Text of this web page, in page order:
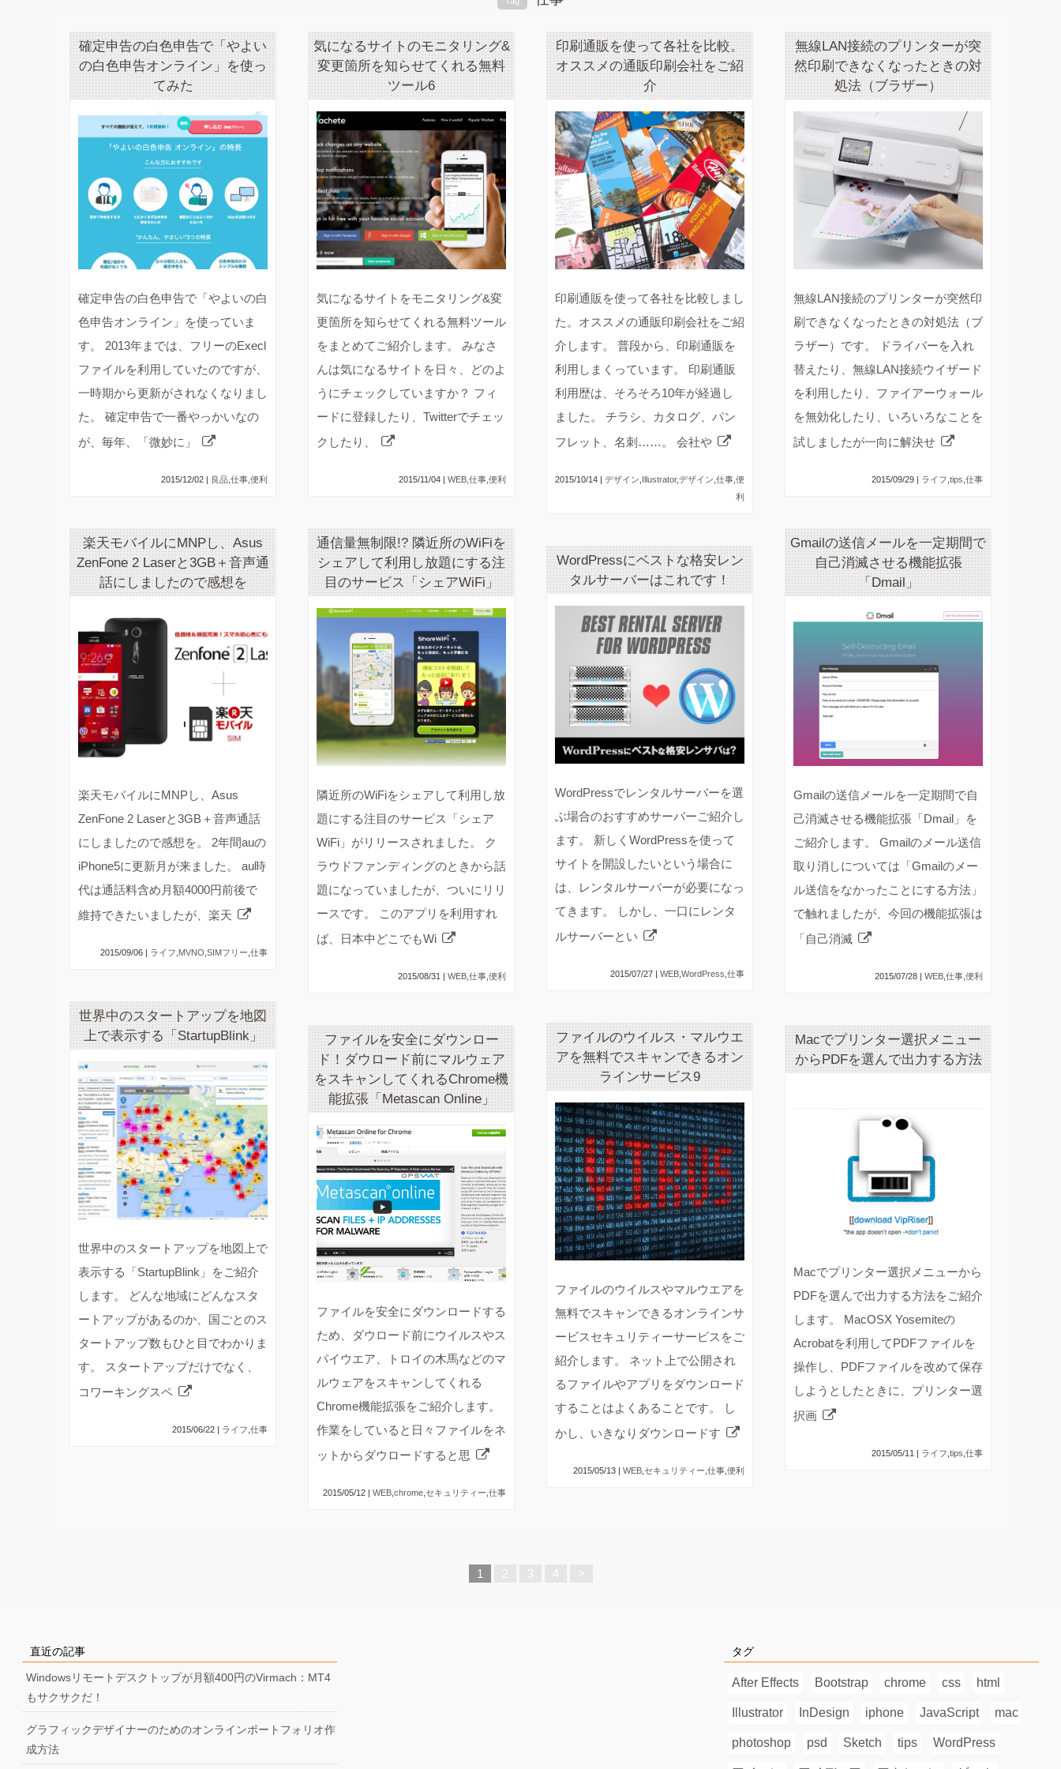
確定申告の白色申告で「やよい
の白色申告オンライン」を使っ
てみた
確定申告の白色申告で「やよいの白
色申告オンライン」を使っていま
す。 2013年までは、フリーのExecl
ファイルを利用していたのですが、
一時期から更新がされなくなりまし
た。 確定申告で一番やっかいなの
が、毎年、「微妙に」
2015/12/02 | 良品 仕事 便利
気になるサイトのモニタリング&
変更箇所を知らせてくれる無料
ツール6
気になるサイトをモニタリング&変
更箇所を知らせてくれる無料ツール
をまとめてご紹介します。 みなさ
んは気になるサイトを日々、どのよ
うにチェックしていますか？ フィ
ードに登録したり、Twitterでチェッ
クしたり、
2015/11/04 | WEB 仕事 便利
印刷通販を使って各社を比較。
オススメの通販印刷会社をご紹
介
印刷通販を使って各社を比較しまし
た。オススメの通販印刷会社をご紹
介します。 普段から、印刷通販を
利用しまくっています。 印刷通販
利用歴は、そろそろ10年が経過し
ました。 チラシ、カタログ、パン
フレット、名刺……。 会社や
2015/10/14 | デザイン Illustrator,デザイン 仕事 便
利
無線LAN接続のプリンターが突
然印刷できなくなったときの対
処法（ブラザー）
無線LAN接続のプリンターが突然印
刷できなくなったときの対処法（ブ
ラザー）です。 ドライバーを入れ
替えたり、無線LAN接続ウイザード
を利用したり、ファイアーウォール
を無効化したり、いろいろなことを
試しましたが一向に解決せ
2015/09/29 | ライフ tips 仕事
楽天モバイルにMNPし、Asus
ZenFone 2 Laserと3GB＋音声通
話にしましたので感想を
楽天モバイルにMNPし、Asus
ZenFone 2 Laserと3GB＋音声通話
にしましたので感想を。 2年間auの
iPhone5に更新月が来ました。 au時
代は通話料含め月額4000円前後で
維持できたいましたが、楽天
2015/09/06 | ライフ MVNO SIMフリー 仕事
通信量無制限!? 隣近所のWiFiを
シェアして利用し放題にする注
目のサービス「シェアWiFi」
隣近所のWiFiをシェアして利用し放
題にする注目のサービス「シェア
WiFi」がリリースされました。 ク
ラウドファンディングのときから話
題になっていましたが、ついにリリ
ースです。 このアプリを利用すれ
ば、日本中どこでもWi
2015/08/31 | WEB 仕事 便利
Gmailの送信メールを一定期間で
自己消滅させる機能拡張
「Dmail」
Gmailの送信メールを一定期間で自
己消滅させる機能拡張「Dmail」を
ご紹介します。 Gmailのメール送信
取り消しについては「Gmailのメー
ル送信をなかったことにする方法」
で触れましたが、今回の機能拡張は
「自己消滅
2015/07/28 | WEB 仕事 便利
WordPressにベストな格安レン
タルサーバーはこれです！
WordPressでレンタルサーバーを選
ぶ場合のおすすめサーバーご紹介し
ます。 新しくWordPressを使って
サイトを開設したいという場合に
は、レンタルサーバーが必要になっ
てきます。 しかし、一口にレンタ
ルサーバーとい
2015/07/27 | WEB WordPress 仕事
世界中のスタートアップを地図
上で表示する「StartupBlink」
世界中のスタートアップを地図上で
表示する「StartupBlink」をご紹介
します。 どんな地域にどんなスタ
ートアップがあるのか、国ごとのス
タートアップ数もひと目でわかりま
す。 スタートアップだけでなく、
コワーキングスペ
2015/06/22 | ライフ 仕事
ファイルのウイルス・マルウエ
アを無料でスキャンできるオン
ラインサービス9
ファイルのウイルスやマルウエアを
無料でスキャンできるオンラインサ
ービスセキュリティーサービスをご
紹介します。 ネット上で公開され
るファイルやアプリをダウンロード
することはよくあることです。 し
かし、いきなりダウンロードす
2015/05/13 | WEB セキュリティー 仕事 便利
ファイルを安全にダウンロー
ド！ダウロード前にマルウェア
をスキャンしてくれるChrome機
能拡張「Metascan Online」
ファイルを安全にダウンロードする
ため、ダウロード前にウイルスやス
パイウエア、トロイの木馬などのマ
ルウェアをスキャンしてくれる
Chrome機能拡張をご紹介します。
作業をしていると日々ファイルをネ
ットからダウロードすると思
2015/05/12 | WEB chrome セキュリティー 仕事
Macでプリンター選択メニュー
からPDFを選んで出力する方法
Macでプリンター選択メニューから
PDFを選んで出力する方法をご紹介
します。 MacOSX Yosemiteの
Acrobatを利用してPDFファイルを
操作し、PDFファイルを改めて保存
しようとしたときに、プリンター選
択画
2015/05/11 | ライフ tips 仕事
1 2 3 4 >
直近の記事
Windowsリモートデスクトップが月額400円のVirmach：MT4
もサクサクだ！
グラフィックデザイナーのためのオンラインポートフォリオ作
成方法
タグ
After Effects Bootstrap chrome css html
Illustrator InDesign iphone JavaScript mac
photoshop psd Sketch tips WordPress